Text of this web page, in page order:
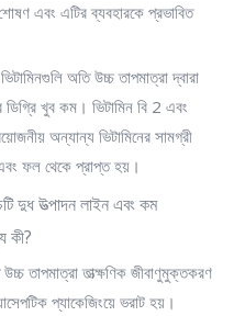
এবং এটির ব্যবহারকে প্রভাবিত
অতি উচ্চ তাপমাত্রা দ্বারা
ডিগ্রি খুব কম। ভিটামিন বি 2 এবং
অন্যান্য ভিটামিনের সামগ্রী
ফল থেকে প্রাপ্ত হয়।
দুধ উত্পাদন লাইন এবং কম
কী?
তাপমাত্রা তাত্ক্ষণিক জীবাণুমুক্তকরণ
প্যাকেজিংয়ে ভরাট হয়।